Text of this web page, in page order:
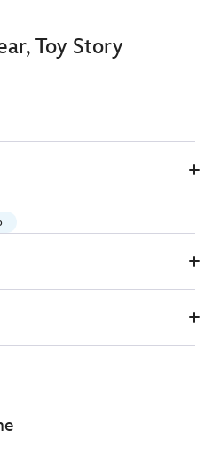
Toy Story